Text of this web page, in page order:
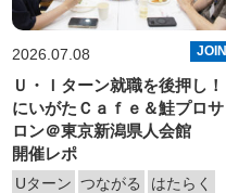
2026.07.08 JOIN
Ｕ・Ｉターン就職を後押し！
にいがたＣａｆｅ＆鮭プロサ
ロン＠東京新潟県人会館
開催レポ
Uターン つながる
はたらく